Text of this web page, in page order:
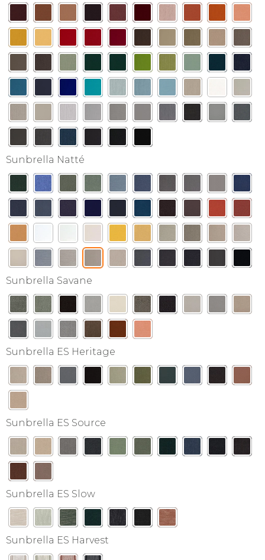
Sunbrella Natté
Sunbrella Savane
Sunbrella ES Heritage
Sunbrella ES Source
Sunbrella ES Slow
Sunbrella ES Harvest